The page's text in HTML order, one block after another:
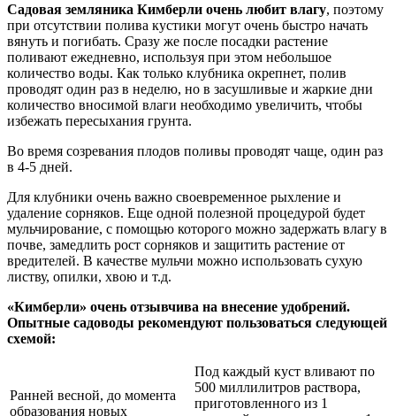
Садовая земляника Кимберли очень любит влагу, поэтому
при отсутствии полива кустики могут очень быстро начать
вянуть и погибать. Сразу же после посадки растение
поливают ежедневно, используя при этом небольшое
количество воды. Как только клубника окрепнет, полив
проводят один раз в неделю, но в засушливые и жаркие дни
количество вносимой влаги необходимо увеличить, чтобы
избежать пересыхания грунта.
Во время созревания плодов поливы проводят чаще, один раз
в 4-5 дней.
Для клубники очень важно своевременное рыхление и
удаление сорняков. Еще одной полезной процедурой будет
мульчирование, с помощью которого можно задержать влагу в
почве, замедлить рост сорняков и защитить растение от
вредителей. В качестве мульчи можно использовать сухую
листву, опилки, хвою и т.д.
«Кимберли» очень отзывчива на внесение удобрений.
Опытные садоводы рекомендуют пользоваться следующей
схемой:
Ранней весной, до момента
образования новых
Под каждый куст вливают по
500 миллилитров раствора,
приготовленного из 1